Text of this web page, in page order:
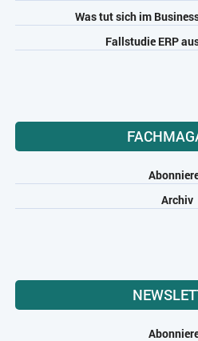
Was tut sich im
Fallstudie ERP
Archiv